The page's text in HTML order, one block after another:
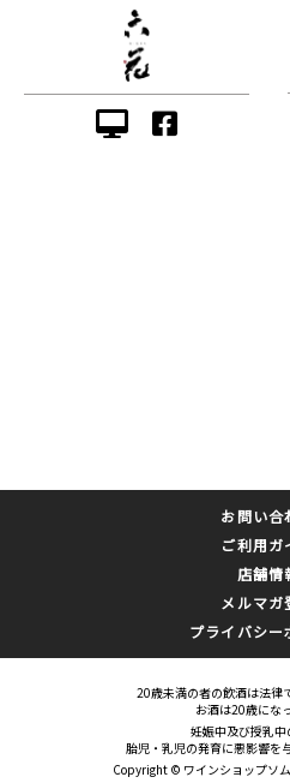
お問い合
ご利用ガ
店舗情
メルマガ
プライバシー
20歳未満の者の飲酒は法律
お酒は20歳にな
妊娠中及び授乳中
胎児・乳児の発育に悪影響を
Copyright © ワインショップソ